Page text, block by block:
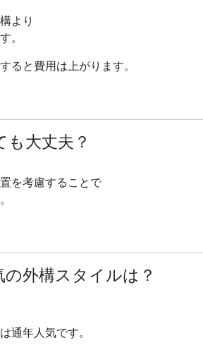
より
。
ると費用は上がります。
大丈夫？
を考慮することで
外構スタイルは？
通年人気です。